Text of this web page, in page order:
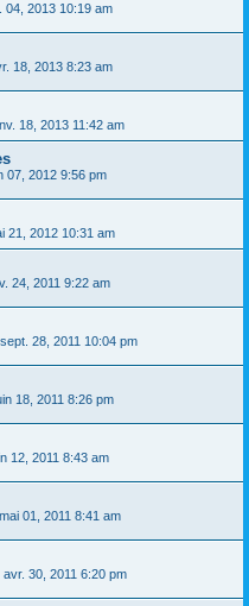
04, 2013 10:19 am
18, 2013 8:23 am
18, 2013 11:42 am
07, 2012 9:56 pm
21, 2012 10:31 am
24, 2011 9:22 am
28, 2011 10:04 pm
18, 2011 8:26 pm
12, 2011 8:43 am
01, 2011 8:41 am
avr. 30, 2011 6:20 pm